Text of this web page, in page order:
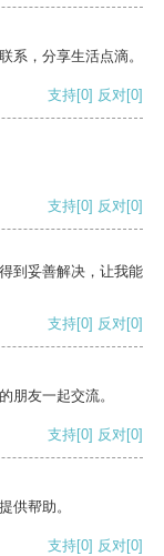
系，分享生活点滴。
支持[0] 反对[0]
支持[0] 反对[0]
到妥善解决，让我能
支持[0] 反对[0]
朋友一起交流。
支持[0] 反对[0]
供帮助。
支持[0] 反对[0]